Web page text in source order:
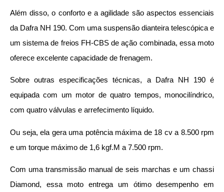
Além disso, o conforto e a agilidade são aspectos essenciais
da Dafra NH 190. Com uma suspensão dianteira telescópica e
um sistema de freios FH-CBS de ação combinada, essa moto
oferece excelente capacidade de frenagem.
Sobre outras especificações técnicas, a Dafra NH 190 é
equipada com um motor de quatro tempos, monocilíndrico,
com quatro válvulas e arrefecimento líquido.
Ou seja, ela gera uma potência máxima de 18 cv a 8.500 rpm
e um torque máximo de 1,6 kgf.M a 7.500 rpm.
Com uma transmissão manual de seis marchas e um chassi
Diamond, essa moto entrega um ótimo desempenho em